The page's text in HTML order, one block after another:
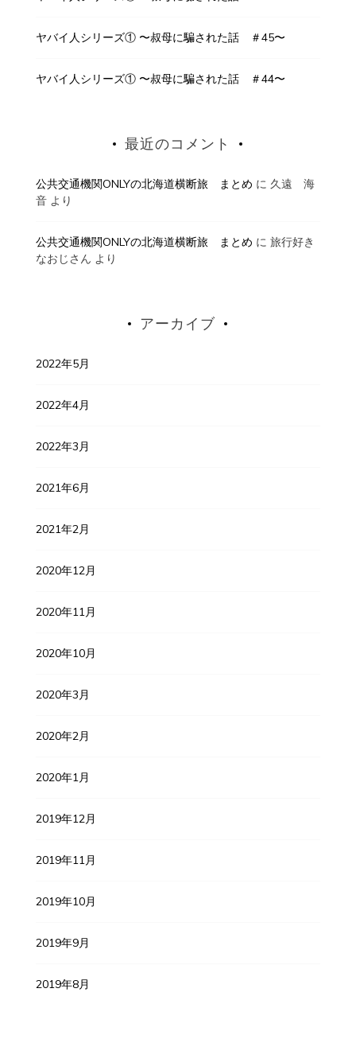
ヤバイ人シリーズ① 〜叔母に騙された話 ＃45〜
ヤバイ人シリーズ① 〜叔母に騙された話 ＃44〜
最近のコメント
公共交通機関ONLYの北海道横断旅 まとめ に 久遠 海
音より
公共交通機関ONLYの北海道横断旅 まとめ に 旅行好き
なおじさん より
アーカイブ
2022年5月
2022年4月
2022年3月
2021年6月
2021年2月
2020年12月
2020年11月
2020年10月
2020年3月
2020年2月
2020年1月
2019年12月
2019年11月
2019年10月
2019年9月
2019年8月